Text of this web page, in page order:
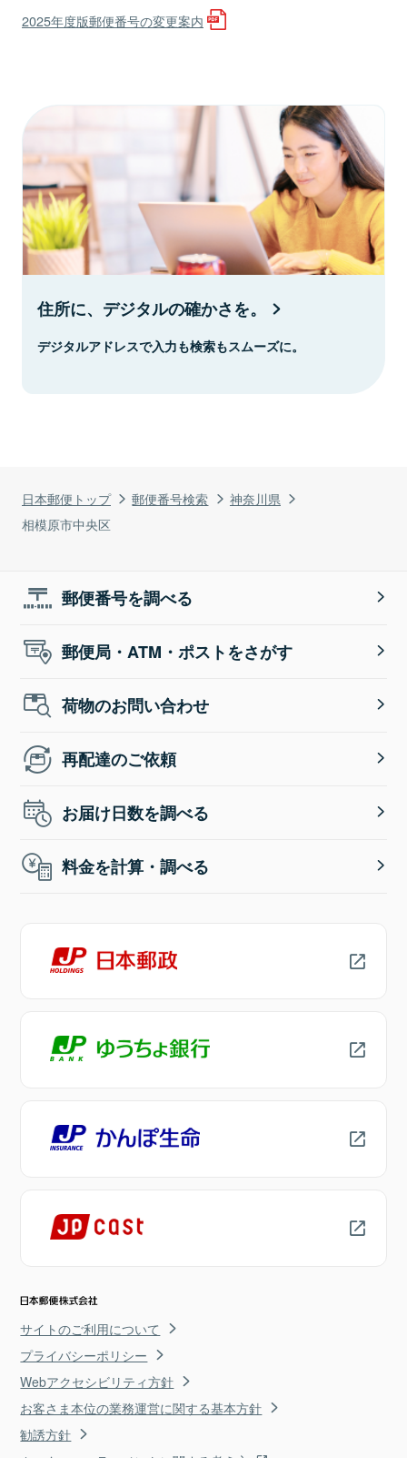
日本郵便トップ 郵便番号検索
神奈川県
相模原市中央区
2025年度版郵便番号の変更案内
住所に、デジタルの確かさを。
デジタルアドレスで入力も検索もスムーズに。
郵便番号を調べる
郵便局・ATM・ポストをさがす
荷物のお問い合わせ
再配達のご依頼
お届け日数を調べる
料金を計算・調べる
サイトのご利用について
プライバシーポリシー
Webアクセシビリティ方針
お客さま本位の業務運営に関する基本方針
勧誘方針